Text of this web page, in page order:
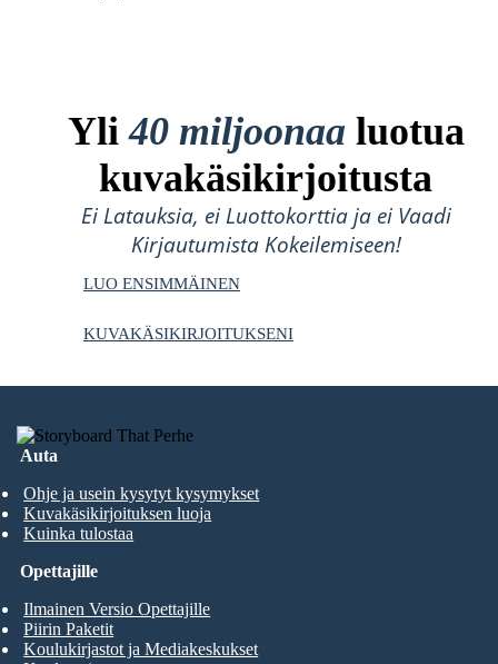
Yli40 miljoonaa luotua
kuvakäsikirjoitusta
Ei Latauksia, ei Luottokorttia ja ei Vaadi
Kirjautumista Kokeilemiseen!
LUO ENSIMMÄINEN
KUVAKÄSIKIRJOITUKSENI
Auta
Ohje ja usein kysytyt kysymykset
Kuvakäsikirjoituksen luoja
Kuinka tulostaa
Opettajille
Ilmainen Versio Opettajille
Piirin Paketit
Koulukirjastot ja Mediakeskukset